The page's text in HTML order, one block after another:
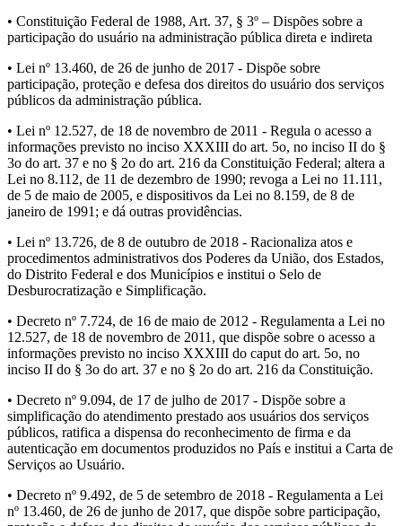
• Constituição Federal de 1988, Art. 37, § 3º – Dispões sobre a
participação do usuário na administração pública direta e indireta
• Lei nº 13.460, de 26 de junho de 2017 - Dispõe sobre
participação, proteção e defesa dos direitos do usuário dos serviços
públicos da administração pública.
• Lei nº 12.527, de 18 de novembro de 2011 - Regula o acesso a
informações previsto no inciso XXXIII do art. 5o, no inciso II do §
3o do art. 37 e no § 2o do art. 216 da Constituição Federal; altera a
Lei no 8.112, de 11 de dezembro de 1990; revoga a Lei no 11.111,
de 5 de maio de 2005, e dispositivos da Lei no 8.159, de 8 de
janeiro de 1991; e dá outras providências.
• Lei nº 13.726, de 8 de outubro de 2018 - Racionaliza atos e
procedimentos administrativos dos Poderes da União, dos Estados,
do Distrito Federal e dos Municípios e institui o Selo de
Desburocratização e Simplificação.
• Decreto nº 7.724, de 16 de maio de 2012 - Regulamenta a Lei no
12.527, de 18 de novembro de 2011, que dispõe sobre o acesso a
informações previsto no inciso XXXIII do caput do art. 5o, no
inciso II do § 3o do art. 37 e no § 2o do art. 216 da Constituição.
• Decreto nº 9.094, de 17 de julho de 2017 - Dispõe sobre a
simplificação do atendimento prestado aos usuários dos serviços
públicos, ratifica a dispensa do reconhecimento de firma e da
autenticação em documentos produzidos no País e institui a Carta de
Serviços ao Usuário.
• Decreto nº 9.492, de 5 de setembro de 2018 - Regulamenta a Lei
nº 13.460, de 26 de junho de 2017, que dispõe sobre participação,